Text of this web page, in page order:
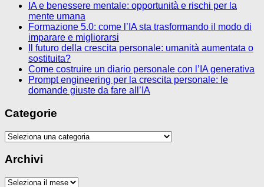
IA e benessere mentale: opportunità e rischi per la
mente umana
Formazione 5.0: come l’IA sta trasformando il modo di
imparare e migliorarsi
Il futuro della crescita personale: umanità aumentata o
sostituita?
Come costruire un diario personale con l’IA generativa
Prompt engineering per la crescita personale: le
domande giuste da fare all’IA
Categorie
Categorie
Archivi
Archivi